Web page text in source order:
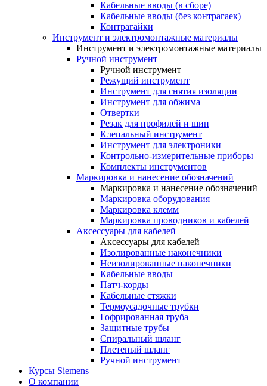
Кабельные вводы (в сборе)
Кабельные вводы (без контрагаек)
Контрагайки
Инструмент и электромонтажные материалы
Инструмент и электромонтажные материалы
Ручной инструмент
Ручной инструмент
Режущий инструмент
Инструмент для снятия изоляции
Инструмент для обжима
Отвертки
Резак для профилей и шин
Клепальный инструмент
Инструмент для электроники
Контрольно-измерительные приборы
Комплекты инструментов
Маркировка и нанесение обозначений
Маркировка и нанесение обозначений
Маркировка оборудования
Маркировка клемм
Маркировка проводников и кабелей
Аксессуары для кабелей
Аксессуары для кабелей
Изолированные наконечники
Неизолированные наконечники
Кабельные вводы
Патч-корды
Кабельные стяжки
Термоусадочные трубки
Гофрированная труба
Защитные трубы
Спиральный шланг
Плетеный шланг
Ручной инструмент
Курсы Siemens
О компании